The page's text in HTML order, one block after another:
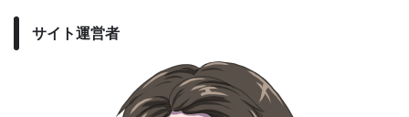
サイト運営者